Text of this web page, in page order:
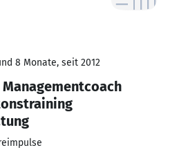
8 Monate, seit 2012